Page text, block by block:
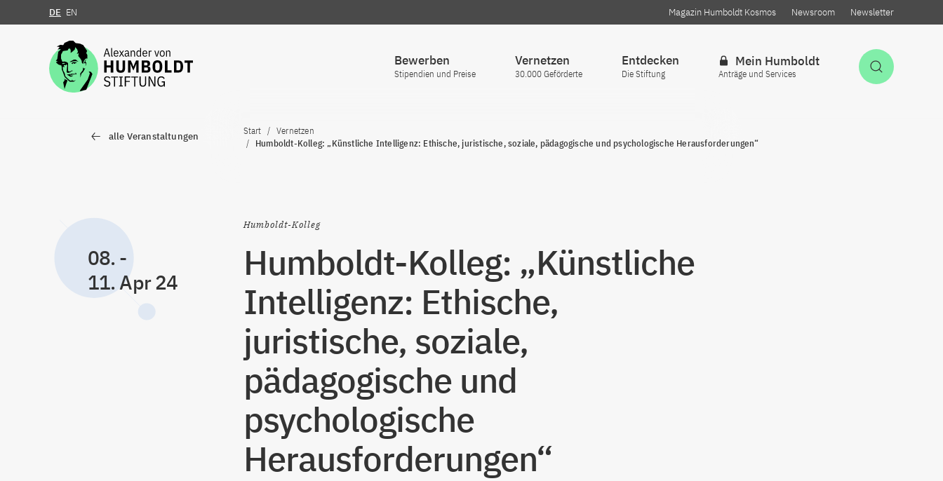
Zum Inhalt springen
DE EN Magazin Humboldt Kosmos Newsroom Newsletter
Bewerben
Stipendien und Preise
Vernetzen
30.000 Geförderte
Entdecken
Die Stiftung
Mein Humboldt
Anträge und Services
alle Veranstaltungen Start
Vernetzen
Humboldt-Kolleg: „Künstliche Intelligenz: Ethische, juristische, soziale, pädagogische und psychologische Herausforderungen“
08. -
11. Apr 24
Humboldt-Kolleg
Humboldt-Kolleg: „Künstliche
Intelligenz: Ethische,
juristische, soziale,
pädagogische und
psychologische
Herausforderungen“